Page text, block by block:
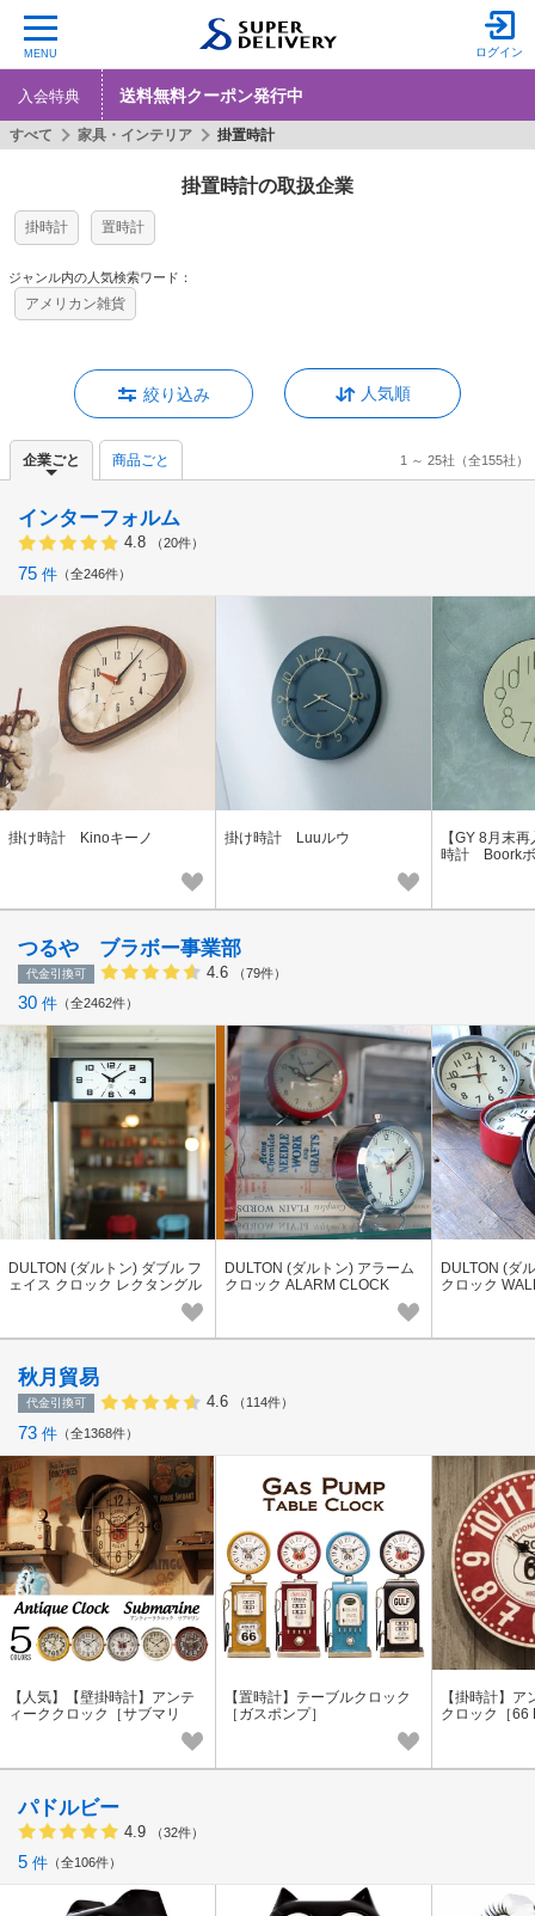
MENU ログイン
入会特典 送料無料クーポン発行中
掛置時計の取扱企業
掛時計 置時計
すべて 家具・インテリア 掛置時計
ジャンル内の人気検索ワード：
アメリカン雑貨
絞り込み 人気順
企業ごと 商品ごと 1 ～ 25社 （全155社）
インターフォルム
4.8 （20件）
75 件 全246件
掛け時計 Kinoキーノ 掛け時計 Luuルウ
【GY 8月末
時計 Boork
つるや ブラボー事業部
代金引換可 4.6 （79件）
30 件 全2462件
DULTON (ダルトン) ダブル フ
ェイス クロック レクタングル
DOUBLE FACE CLOCK RECT
DULTON (ダルトン) アラーム
クロック ALARM CLOCK
DULTON (ダ
クロック
秋月貿易
代金引換可 4.6 （114件）
73 件 全1368件
【人気】【壁掛時計】アンテ
ィーククロック［サブマリ
【置時計】テーブルクロック
［ガスポンプ］
【掛時計】
クロック［66
パドルビー
4.9 （32件）
5 件 全106件